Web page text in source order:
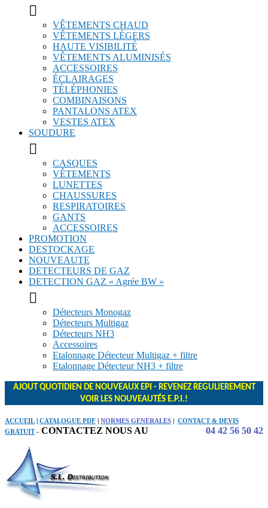

VÊTEMENTS CHAUD
VÊTEMENTS LÉGERS
HAUTE VISIBILITÉ
VÊTEMENTS ALUMINISÉS
ACCESSOIRES
ÉCLAIRAGES
TÉLÉPHONIES
COMBINAISONS
PANTALONS ATEX
VESTES ATEX
SOUDURE

CASQUES
VÊTEMENTS
LUNETTES
CHAUSSURES
RESPIRATOIRES
GANTS
ACCESSOIRES
PROMOTION
DESTOCKAGE
NOUVEAUTE
DETECTEURS DE GAZ
DETECTION GAZ « Agrée BW »

Détecteurs Monogaz
Détecteurs Multigaz
Détecteurs NH3
Accessoires
Etalonnage Détecteur Multigaz + filtre
Etalonnage Détecteur NH3 + filtre
AJOUT QUOTIDIEN DE NOUVEAUX EPI - REVENEZ REGULIEREMENT
VOIR LES NOUVEAUTÉS E.P.I.!
ACCUEIL | CATALOGUE PDF | NORMES GENERALES | CONTACT & DEVIS
GRATUIT- CONTACTEZ NOUS AU 04 42 56 50 42